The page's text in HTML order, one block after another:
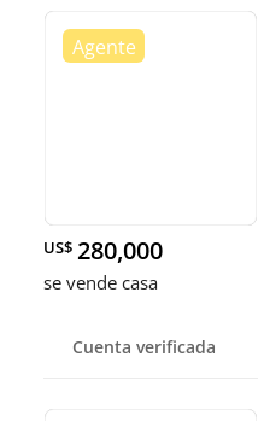
US$ 280,000
se vende casa
Cuenta verificada